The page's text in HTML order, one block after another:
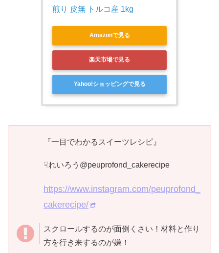
煎り 皮無 トルコ産 1kg
Amazonで見る
楽天市場で見る
Yahoo!ショッピングで見る
『一目でわかるスイーツレシピ』
☟れいろう@peuprofond_cakerecipe
https://www.instagram.com/peuprofond_
cakerecipe/
スクロールするのが面倒くさい！材料と作り
方を行き来するのが嫌！